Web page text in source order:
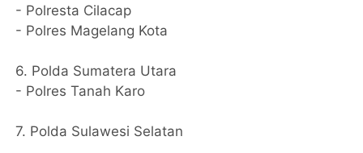
- Polresta Cilacap
- Polres Magelang Kota
6. Polda Sumatera Utara
- Polres Tanah Karo
7. Polda Sulawesi Selatan